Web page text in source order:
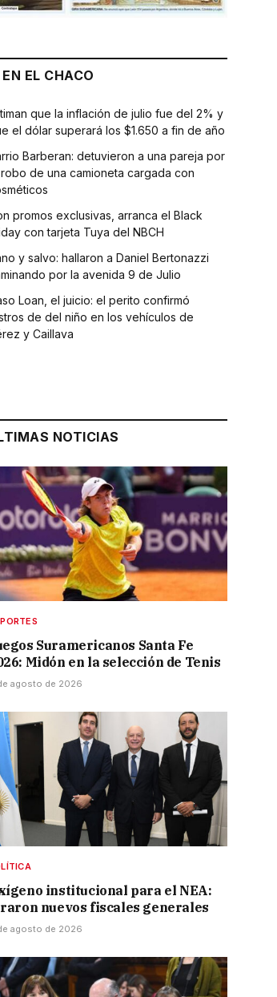
EN EL CHACO
que la inflación de julio fue del 2% y
el dólar superará los $1.650 a fin de año
Barberan: detuvieron a una pareja por
de una camioneta cargada con
promos exclusivas, arranca el Black
con tarjeta Tuya del NBCH
y salvo: hallaron a Daniel Bertonazzi
por la avenida 9 de Julio
Loan, el juicio: el perito confirmó
de del niño en los vehículos de
y Caillava
NOTICIAS
Suramericanos Santa Fe
Midón en la selección de Tenis
agosto de 2026
institucional para el NEA:
nuevos fiscales generales
agosto de 2026